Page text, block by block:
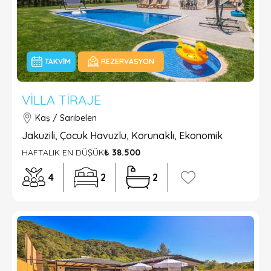
TAKVIM REZERVASYON
VILLA TIRAJE
Kaş / Sarıbelen
Jakuzili, Çocuk Havuzlu, Korunaklı, Ekonomik
HAFTALIK EN DÜŞÜK₺ 38.500
4 2 2